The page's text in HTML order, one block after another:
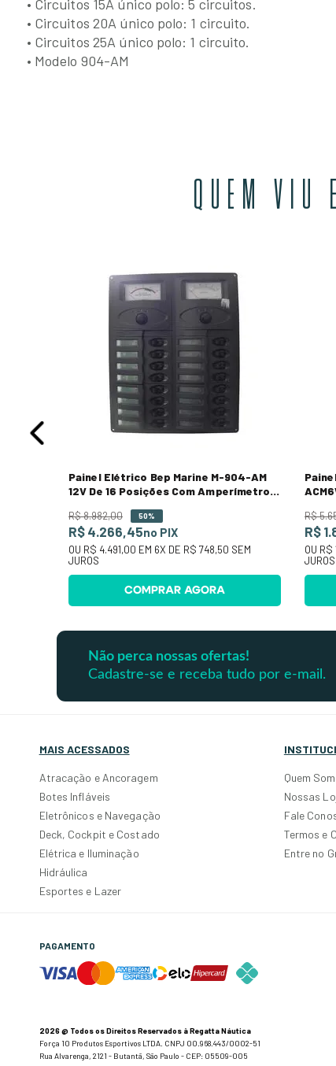
• Circuitos 15A único polo: 5 circuitos.
• Circuitos 20A único polo: 1 circuito.
• Circuitos 25A único polo: 1 circuito.
• Modelo 904-AM
QUEM VIU
Painel Elétrico Bep Marine M-904-AM
12V De 16 Posições Com Amperímetro E
R$8.982,00 50%
R$ 4.266,45no PIX
OU R$ 4.491,00 EM 6X DE R$ 748,50 SEM
JUROS
COMPRAR AGORA
R$5.
R$
OU R$
JUROS
Não perca nossas ofertas!
Cadastre-se e receba tudo por e-mail.
MAIS ACESSADOS
Atracação e Ancoragem
Botes Infláveis
Eletrônicos e Navegação
Deck, Cockpit e Costado
Elétrica e Iluminação
Hidráulica
Esportes e Lazer
Quem
Nossas
Fale
Termos e
Entre no
PAGAMENTO
2026 @ Todos os Direitos Reservados à Regatta Náutica
Força 10 Produtos Esportivos LTDA. CNPJ 00.968.443/0002-51
Rua Alvarenga, 2121 - Butantã, São Paulo - CEP: 05509-005